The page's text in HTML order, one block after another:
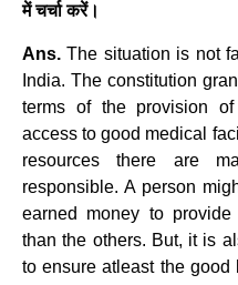
में चर्चा करें।
Ans. The situation is not
India. The constitution
terms of the provision
access to good medical
resources there are
responsible. A person
earned money to
than the others. But, it is
to ensure atleast the